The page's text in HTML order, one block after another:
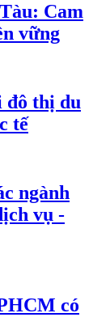
Cam
vững
đô thị du
tế
ngành
vụ -
có